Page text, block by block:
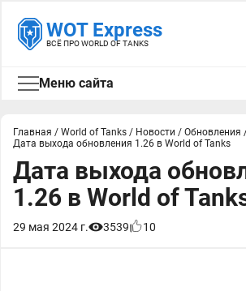
WOT Express
ВСЁ ПРО WORLD OF TANKS
Меню сайта
Главная / World of Tanks / Новости / Обновления
Дата выхода обновления 1.26 в World of Tanks
Дата выхода
1.26 в World of
29 мая 2024 г. 3539 10